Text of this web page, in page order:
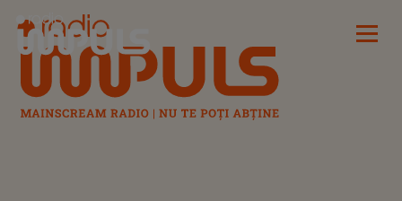
Radio Impuls